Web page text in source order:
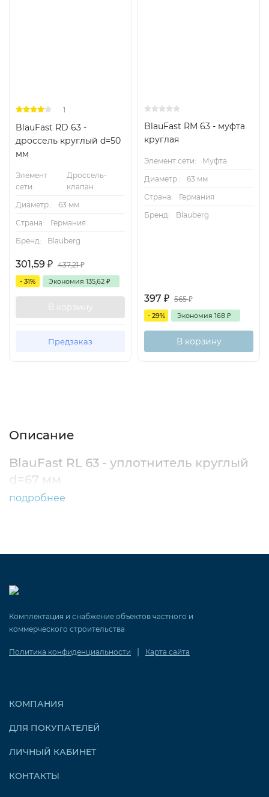
1
BlauFast RD 63 -
дроссель круглый d=50
мм
Элемент
сети:
Дроссель-
клапан
Диаметр.:
63 мм
Страна:
Германия
Бренд:
Blauberg
301,59 ₽ 437,21₽
- 31% Экономия 135,62 ₽
В корзину
Предзаказ
BlauFast RM 63 - муфта
круглая
Элемент сети:
Муфта
Диаметр.:
63 мм
Страна:
Германия
Бренд:
Blauberg
397 ₽ 565₽
- 29% Экономия 168 ₽
В корзину
Описание
BlauFast RL 63 - уплотнитель круглый
d=67 мм
подробнее
Комплектация и снабжение объектов частного и
коммерческого строительства
Политика конфиденциальности Карта сайта
КОМПАНИЯ
ДЛЯ ПОКУПАТЕЛЕЙ
ЛИЧНЫЙ КАБИНЕТ
КОНТАКТЫ